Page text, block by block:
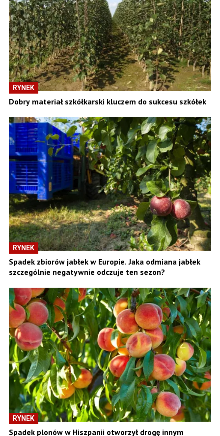
RYNEK
Dobry materiał szkółkarski kluczem do sukcesu szkółek
RYNEK
Spadek zbiorów jabłek w Europie. Jaka odmiana jabłek
szczególnie negatywnie odczuje ten sezon?
RYNEK
Spadek plonów w Hiszpanii otworzył drogę innym